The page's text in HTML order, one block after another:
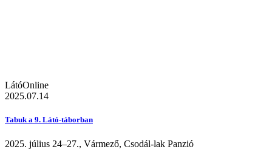
LátóOnline
2025.07.14
Tabuk a 9. Látó-táborban
2025. július 24–27., Vármező, Csodál-lak Panzió